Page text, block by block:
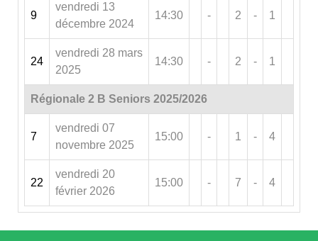
9
vendredi 13
décembre 2024
14:30 - 2 - 1
24
vendredi 28 mars
2025
14:30 - 2 - 1
Régionale 2 B Seniors 2025/2026
7
vendredi 07
novembre 2025
15:00 - 1 - 4
22
vendredi 20
février 2026
15:00 - 7 - 4